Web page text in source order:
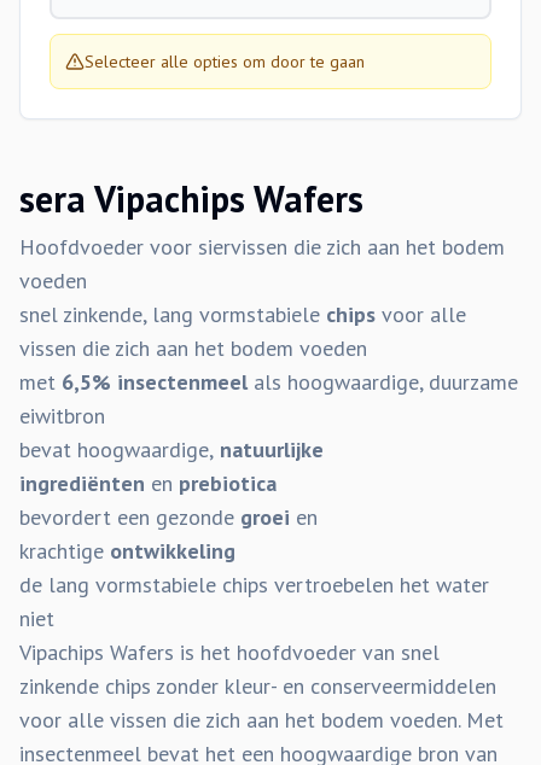
Selecteer alle opties om door te gaan
sera Vipachips Wafers
Hoofdvoeder voor siervissen die zich aan het bodem
voeden
snel zinkende, lang vormstabiele chips voor alle
vissen die zich aan het bodem voeden
met 6,5% insectenmeel als hoogwaardige, duurzame
eiwitbron
bevat hoogwaardige, natuurlijke
ingrediënten en prebiotica
bevordert een gezonde groei en
krachtige ontwikkeling
de lang vormstabiele chips vertroebelen het water
niet
Vipachips Wafers is het hoofdvoeder van snel
zinkende chips zonder kleur- en conserveermiddelen
voor alle vissen die zich aan het bodem voeden. Met
insectenmeel bevat het een hoogwaardige bron van